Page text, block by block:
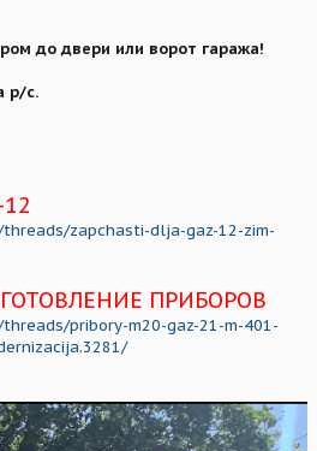
до двери или ворот гаража!
р/с.
zapchasti-dlja-gaz-12-zim-
ПРИБОРОВ
pribory-m20-gaz-21-m-401-